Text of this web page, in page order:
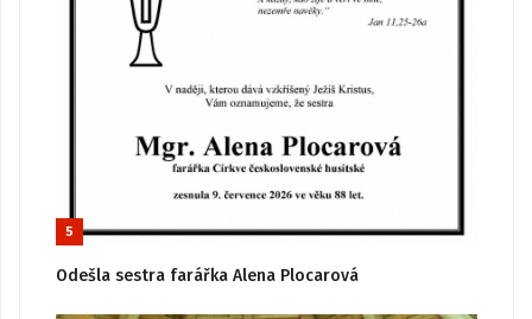
5
Odešla sestra farářka Alena Plocarová